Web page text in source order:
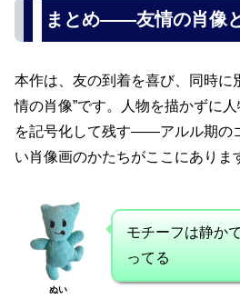
まとめ――友情の肖像
本作は、友の到着を喜び、同時に
情の肖像”です。人物を描かずに
を記号化して残す――アルル期の
い肖像画のかたちがここにありま
ぬい
モチーフは静か
ってる